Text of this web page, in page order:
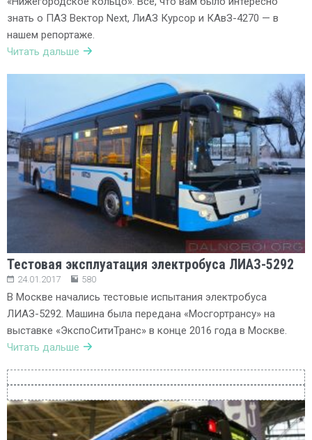
знать о ПАЗ Вектор Next, ЛиАЗ Курсор и КАвЗ-4270 — в
нашем репортаже.
Читать дальше
Тестовая эксплуатация электробуса ЛИАЗ-5292
24.01.2017 580
В Москве начались тестовые испытания электробуса
ЛИАЗ-5292. Машина была передана «Мосгортрансу» на
выставке «ЭкспоСитиТранс» в конце 2016 года в Москве.
Читать дальше